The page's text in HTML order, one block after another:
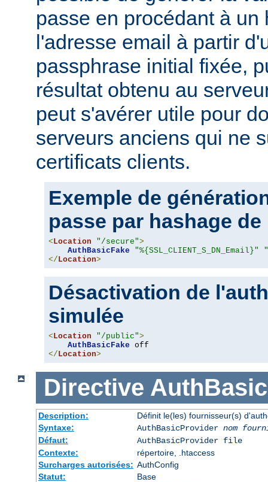
passe en procédant à un
l'adresse email à partir
passphrase initial fixée,
résultat obtenu au
peut s'avérer utile pour
serveurs anciens qui ne
certificats clients.
Exemple de
passe par hashage
<Location "/secure">
AuthBasicFake
"%{SSL_CLIENT_S_DN_Email}"
</Location>
Désactivation de
simulée
<Location "/public">
AuthBasicFake
</Location>
Directive
Description:
Définit le(les) fournisseur(s)
Syntaxe:
AuthBasicProvider nom
Défaut:
AuthBasicProvider file
Contexte:
répertoire, .htaccess
Surcharges autorisées: AuthConfig
Statut:
Base